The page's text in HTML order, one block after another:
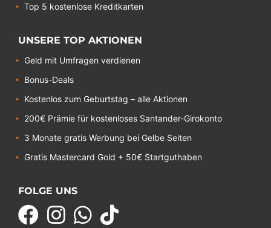
Top 5 kostenlose Kreditkarten
UNSERE TOP AKTIONEN
Geld mit Umfragen verdienen
Bonus-Deals
Kostenlos zum Geburtstag – alle Aktionen
200€ Prämie für kostenloses Santander-Girokonto
3 Monate gratis Werbung bei Gelbe Seiten
Gratis Mastercard Gold + 50€ Startguthaben
FOLGE UNS